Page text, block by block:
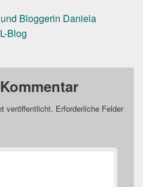
Bloggerin Daniela
Blog
veröffentlicht. Erforderliche Felder